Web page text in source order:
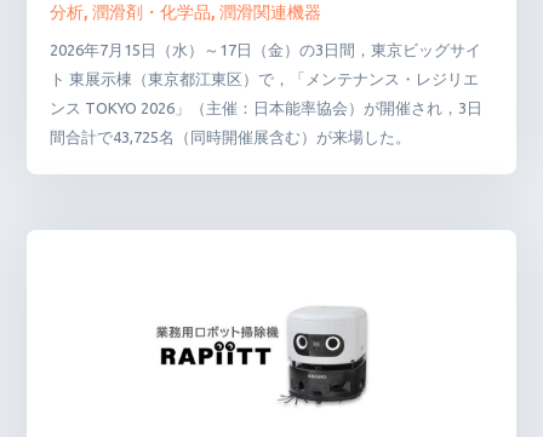
分析,潤滑剤・化学品,潤滑関連機器
2026年7月15日（水）～17日（金）の3日間，東京ビッグサイ
ト 東展示棟（東京都江東区）で，「メンテナンス・レジリエ
ンス TOKYO 2026」（主催：日本能率協会）が開催され，3日
間合計で43,725名（同時開催展含む）が来場した。